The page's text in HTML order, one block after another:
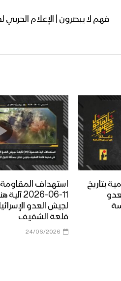
فهم لا يبصرون | الإعلام الحربي
بتاريخ
استهداف المقاومة
لجيش العدو
قلعة الشقيف
24/06/2026